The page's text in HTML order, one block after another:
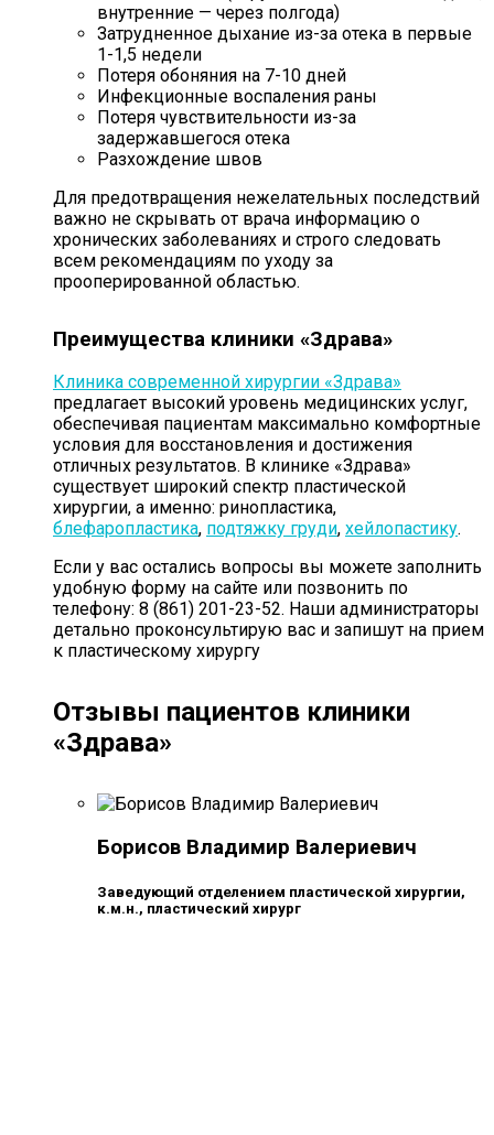
внутренние — через полгода)
Затрудненное дыхание из-за отека в первые
1-1,5 недели
Потеря обоняния на 7-10 дней
Инфекционные воспаления раны
Потеря чувствительности из-за
задержавшегося отека
Разхождение швов
Для предотвращения нежелательных последствий
важно не скрывать от врача информацию о
хронических заболеваниях и строго следовать
всем рекомендациям по уходу за
прооперированной областью.
Преимущества клиники «Здрава»
Клиника современной хирургии «Здрава»
предлагает высокий уровень медицинских услуг,
обеспечивая пациентам максимально комфортные
условия для восстановления и достижения
отличных результатов. В клинике «Здрава»
существует широкий спектр пластической
хирургии, а именно: ринопластика,
блефаропластика, подтяжку груди, хейлопастику.
Если у вас остались вопросы вы можете заполнить
удобную форму на сайте или позвонить по
телефону: 8 (861) 201-23-52. Наши администраторы
детально проконсультирую вас и запишут на прием
к пластическому хирургу
Отзывы пациентов клиники
«Здрава»
Борисов Владимир Валериевич
Заведующий отделением пластической хирургии,
к.м.н., пластический хирург